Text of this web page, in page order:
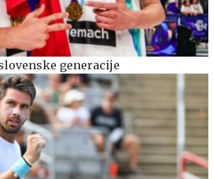
generacije